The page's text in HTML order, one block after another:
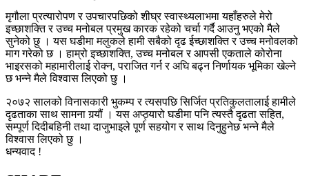
मृगौला प्रत्यारोपण र उपचारपछिको शीघ्र स्वास्थ्यलाभमा यहाँहरुले मेरो
इच्छाशक्ति र उच्च मनोबल प्रमुख कारक रहेको चर्चा गर्दै आउनु भएको मैले
सुनेको छु । यस घडीमा मलुकले हामी सबैको दृढ ईच्छाशक्ति र उच्च मनोवलको
माग गरेको छ । हाम्रो इच्छाशक्ति, उच्च मनोबल र आपसी एकताले कोरोना
भाइरसको महामारीलाई रोक्न, पराजित गर्न र अघि बढ्न निर्णायक भूमिका खेल्ने
छ भन्ने मैले विश्वास लिएको छु ।
२०७२ सालको विनासकारी भुकम्प र त्यसपछि सिर्जित प्रतिकुलतालाई हामीले
दृढताका साथ सामना गर्‍यौं । यस अप्ठ्यारो घडीमा पनि त्यस्तै दृढता सहित,
सम्पूर्ण दिदीबहिनी तथा दाजुभाइले पूर्ण सहयोग र साथ दिनुहुनेछ भन्ने मैले
विश्वास लिएको छु ।
धन्यवाद !